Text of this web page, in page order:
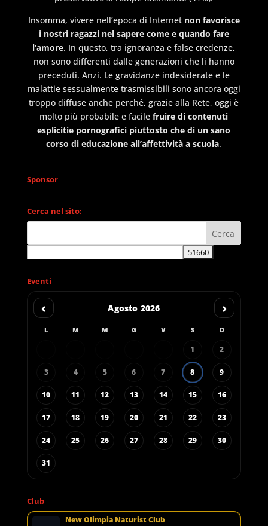
Insomma, vivere nell’epoca di Internet non favorisce
i nostri ragazzi nel sapere come e quando fare
l’amore. In questo, tra ignoranza e false credenze,
non sono differenti dalle generazioni che li hanno
preceduti. Anzi. Le gravidanze indesiderate e le
malattie sessualmente trasmissibili sono ancora oggi
troppo diffuse anche perché, grazie alla Rete, oggi è
molto più probabile e facilefruire di contenuti
esplicitie pornografici piuttosto che di un sano
corso di educazione all’affettività a scuola.
Sponsor
Cerca nel sito:
Eventi
‹ Agosto 2026 ›
L M M G V S D
1 2
3 4 5 6 7 8 9
10 11 12 13 14 15 16
17 18 19 20 21 22 23
24 25 26 27 28 29 30
31
Club
New Olimpia Naturist Club